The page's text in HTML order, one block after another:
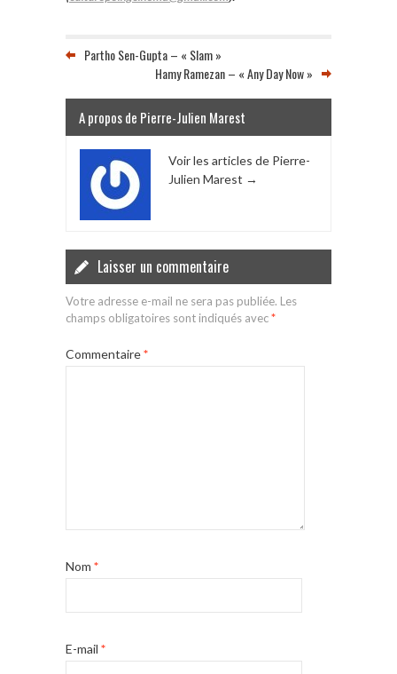
Partho Sen-Gupta – « Slam »
Hamy Ramezan – « Any Day Now »
A propos de Pierre-Julien Marest
Voir les articles de Pierre-
Julien Marest →
Laisser un commentaire
Votre adresse e-mail ne sera pas publiée. Les
champs obligatoires sont indiqués avec*
Commentaire*
Nom *
E-mail *